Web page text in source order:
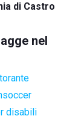
di Castro
nel
disabili